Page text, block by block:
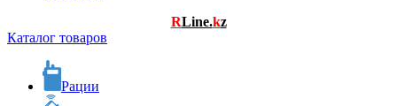
RLine.kz
Каталог товаров
Рации